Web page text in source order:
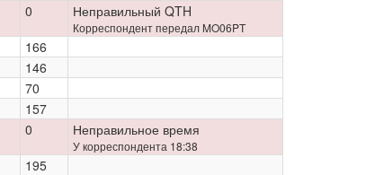
0 Неправильный QTH
Корреспондент передал MO06PT
166
146
70
157
0 Неправильное время
У корреспондента 18:38
195